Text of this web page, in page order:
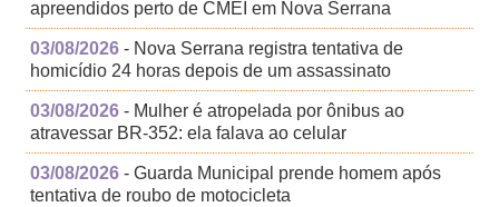
apreendidos perto de CMEI em Nova Serrana
03/08/2026 - Nova Serrana registra tentativa de
homicídio 24 horas depois de um assassinato
03/08/2026 - Mulher é atropelada por ônibus ao
atravessar BR-352: ela falava ao celular
03/08/2026 - Guarda Municipal prende homem após
tentativa de roubo de motocicleta